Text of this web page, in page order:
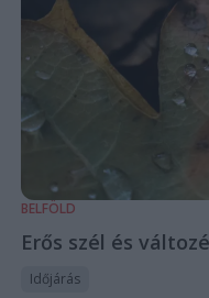
BELFÖLD
Erős szél és
Időjárás